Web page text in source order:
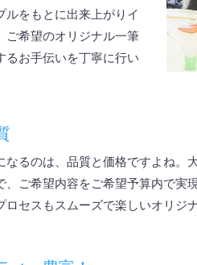
ルをもとに出来上がりイ
ご希望のオリジナル一筆
るお手伝いを丁寧に行い
るのは、品質と価格ですよね。
ご希望内容をご希望予算内で実
セスもスムーズで楽しいオリジ